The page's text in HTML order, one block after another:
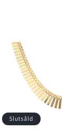
Slutsåld